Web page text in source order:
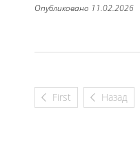
Опубликовано 11.02.2026
First Назад